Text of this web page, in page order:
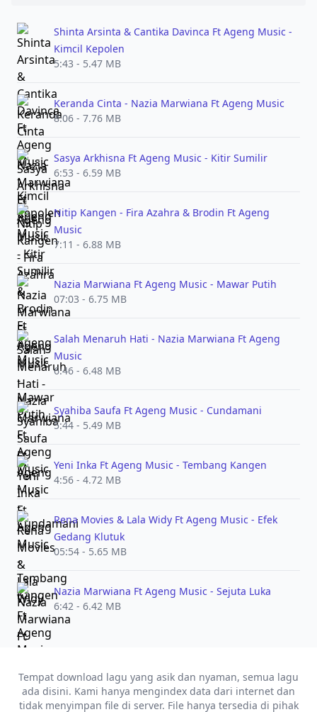
Shinta Arsinta & Cantika Davinca Ft Ageng Music -
Kimcil Kepolen
5:43 - 5.47 MB
Keranda Cinta - Nazia Marwiana Ft Ageng Music
8:06 - 7.76 MB
Sasya Arkhisna Ft Ageng Music - Kitir Sumilir
6:53 - 6.59 MB
Nitip Kangen - Fira Azahra & Brodin Ft Ageng
Music
7:11 - 6.88 MB
Nazia Marwiana Ft Ageng Music - Mawar Putih
07:03 - 6.75 MB
Salah Menaruh Hati - Nazia Marwiana Ft Ageng
Music
6:46 - 6.48 MB
Syahiba Saufa Ft Ageng Music - Cundamani
5:44 - 5.49 MB
Yeni Inka Ft Ageng Music - Tembang Kangen
4:56 - 4.72 MB
Rena Movies & Lala Widy Ft Ageng Music - Efek
Gedang Klutuk
05:54 - 5.65 MB
Nazia Marwiana Ft Ageng Music - Sejuta Luka
6:42 - 6.42 MB
Tempat download lagu yang asik dan nyaman, semua lagu
ada disini. Kami hanya mengindex data dari internet dan
tidak menyimpan file di server. File hanya tersedia di pihak